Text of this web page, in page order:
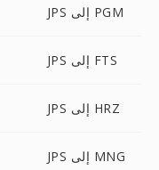
JPS إلى PGM
JPS إلى FTS
JPS إلى HRZ
JPS إلى MNG